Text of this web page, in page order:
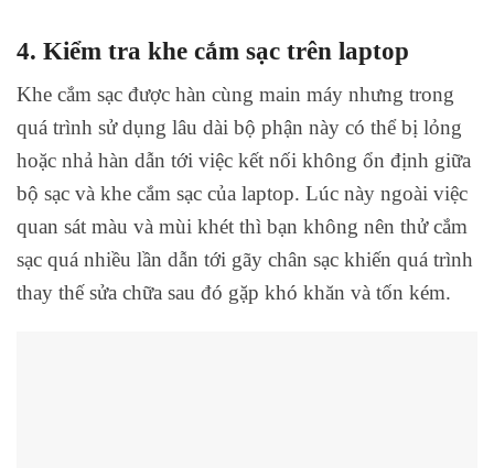
4. Kiểm tra khe cắm sạc trên laptop
Khe cắm sạc được hàn cùng main máy nhưng trong
quá trình sử dụng lâu dài bộ phận này có thể bị lỏng
hoặc nhả hàn dẫn tới việc kết nối không ổn định giữa
bộ sạc và khe cắm sạc của laptop. Lúc này ngoài việc
quan sát màu và mùi khét thì bạn không nên thử cắm
sạc quá nhiều lần dẫn tới gãy chân sạc khiến quá trình
thay thế sửa chữa sau đó gặp khó khăn và tốn kém.